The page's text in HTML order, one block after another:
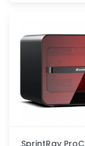
SprintRay